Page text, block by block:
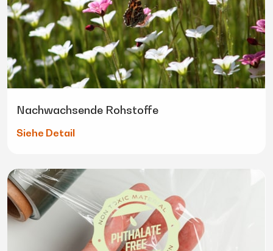
Nachwachsende Rohstoffe
Siehe Detail